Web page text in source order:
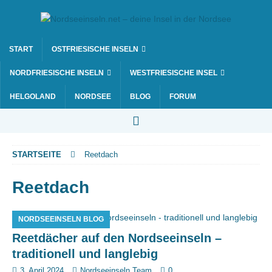
START OSTFRIESISCHE INSELN
NORDFRIESISCHE INSELN WESTFRIESISCHE INSEL
HELGOLAND NORDSEE BLOG FORUM
STARTSEITE Reetdach
Reetdach
NORDSEEINSELN BLOG
Reetdächer auf den Nordseeinseln –
traditionell und langlebig